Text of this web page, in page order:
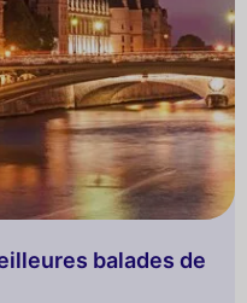
balades de